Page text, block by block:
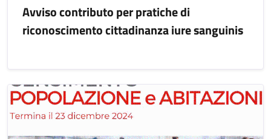
Avviso contributo per pratiche di
riconoscimento cittadinanza iure sanguinis